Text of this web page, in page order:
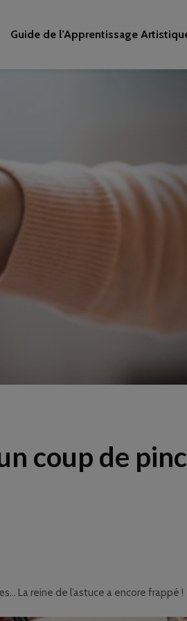
Guide de l’Apprentissage
coup de
La reine de l’astuce a encore frappé !